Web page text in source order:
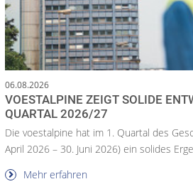
06.08.2026
VOESTALPINE ZEIGT SOLIDE
QUARTAL 2026/27
Die voestalpine hat im 1. Quartal des
April 2026 – 30. Juni 2026) ein solides
Mehr erfahren